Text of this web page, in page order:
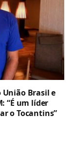
União Brasil e
“É um líder
o Tocantins”